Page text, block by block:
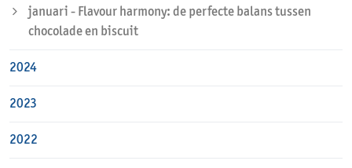
januari - Flavour harmony: de perfecte balans tussen
chocolade en biscuit
2024
2023
2022